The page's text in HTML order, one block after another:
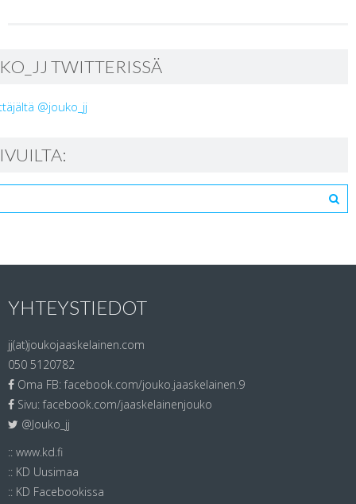
TWITTERISSÄ
@jouko_jj
YHTEYSTIEDOT
jj(at)joukojaaskelainen.com
050 5120782
Oma FB: facebook.com/jouko.jaaskelainen.9
Sivu: facebook.com/jaaskelainenjouko
@Jouko_jj
:: www.kd.fi
:: KD Uusimaa
:: KD Facebookissa